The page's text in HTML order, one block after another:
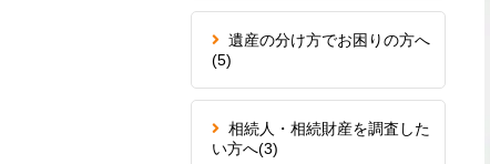
遺産の分け方でお困りの方へ
(5)
相続人・相続財産を調査した
い方へ(3)